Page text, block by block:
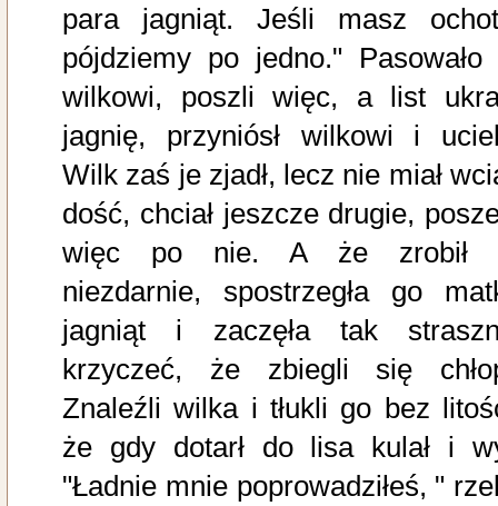
para jagniąt. Jeśli masz
pójdziemy po jedno." Pasowało
wilkowi, poszli więc, a list
jagnię, przyniósł wilkowi i
Wilk zaś je zjadł, lecz nie miał
dość, chciał jeszcze drugie,
więc po nie. A że zrobił
niezdarnie, spostrzegła go
jagniąt i zaczęła tak
krzyczeć, że zbiegli się
Znaleźli wilka i tłukli go bez
że gdy dotarł do lisa kulał i
"Ładnie mnie poprowadziłeś, "